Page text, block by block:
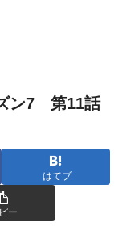
ン7 第11話
はてブ
ー